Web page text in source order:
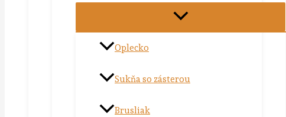
Oplecko
Sukňa so zásterou
Brusliak